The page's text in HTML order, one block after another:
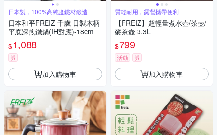
日本製，100%高純度鐵材鍛造
日本和平FREIZ 千歲 日製木柄
平底深煎鐵鍋(IH對應)-18cm
$1,088
券
加入購物車
質輕耐用，露營攜帶便利
【FREIZ】超輕量煮水壺/茶壺/
麥茶壺 3.3L
$799
活動 券
加入購物車